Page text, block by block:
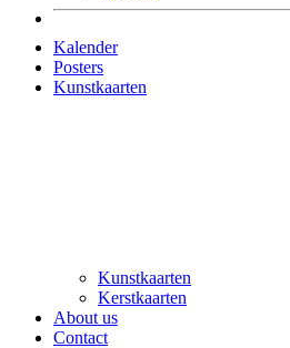
Kalender
Posters
Kunstkaarten
Kunstkaarten
Kerstkaarten
About us
Contact